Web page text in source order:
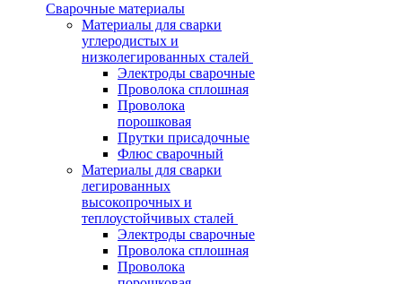
Сварочные материалы
Материалы для сварки
углеродистых и
низколегированных сталей
Электроды сварочные
Проволока сплошная
Проволока
порошковая
Прутки присадочные
Флюс сварочный
Материалы для сварки
легированных
высокопрочных и
теплоустойчивых сталей
Электроды сварочные
Проволока сплошная
Проволока